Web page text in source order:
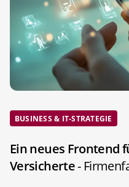
BUSINESS & IT-STRATEGIE
Ein neues Frontend
Versicherte-